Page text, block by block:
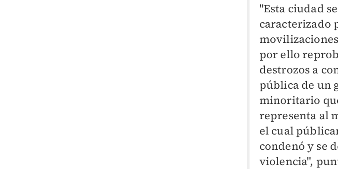
"Esta ciudad
caracterizado
por ello
destrozos a
pública de un
minoritario
representa al
el cual
condenó y se
violencia",